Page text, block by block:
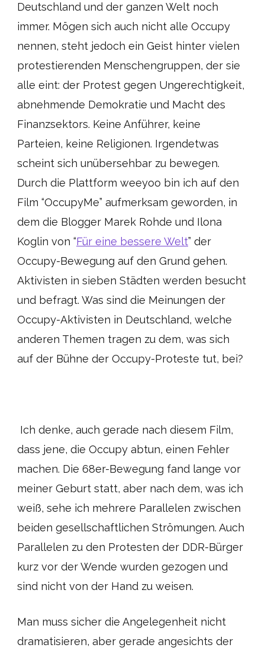
Deutschland und der ganzen Welt noch
immer. Mögen sich auch nicht alle Occupy
nennen, steht jedoch ein Geist hinter vielen
protestierenden Menschengruppen, der sie
alle eint: der Protest gegen Ungerechtigkeit,
abnehmende Demokratie und Macht des
Finanzsektors. Keine Anführer, keine
Parteien, keine Religionen. Irgendetwas
scheint sich unübersehbar zu bewegen.
Durch die Plattform weeyoo bin ich auf den
Film “OccupyMe” aufmerksam geworden, in
dem die Blogger Marek Rohde und Ilona
Koglin von “Für eine bessere Welt” der
Occupy-Bewegung auf den Grund gehen.
Aktivisten in sieben Städten werden besucht
und befragt. Was sind die Meinungen der
Occupy-Aktivisten in Deutschland, welche
anderen Themen tragen zu dem, was sich
auf der Bühne der Occupy-Proteste tut, bei?
Ich denke, auch gerade nach diesem Film,
dass jene, die Occupy abtun, einen Fehler
machen. Die 68er-Bewegung fand lange vor
meiner Geburt statt, aber nach dem, was ich
weiß, sehe ich mehrere Parallelen zwischen
beiden gesellschaftlichen Strömungen. Auch
Parallelen zu den Protesten der DDR-Bürger
kurz vor der Wende wurden gezogen und
sind nicht von der Hand zu weisen.
Man muss sicher die Angelegenheit nicht
dramatisieren, aber gerade angesichts der